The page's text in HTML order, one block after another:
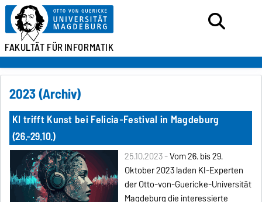
FAKULTÄT FÜRINFORMATIK
2023 (Archiv)
KI trifft Kunst bei Felicia-Festival in Magdeburg
(26.-29.10.)
25.10.2023 -Vom 26. bis 29.
Oktober 2023 laden KI-Experten
der Otto-von-Guericke-Universität
Magdeburg die interessierte